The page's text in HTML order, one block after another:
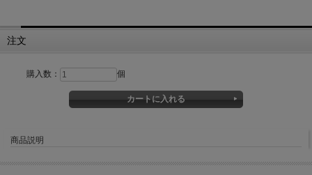
注文
購入数： 個
商品説明